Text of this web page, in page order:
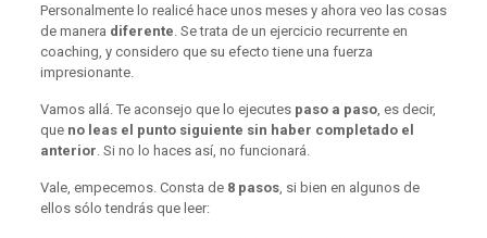
Personalmente lo realicé hace unos meses y ahora veo las cosas
de manera diferente . Se trata de un ejercicio recurrente en
coaching, y considero que su efecto tiene una fuerza
impresionante.
Vamos allá. Te aconsejo que lo ejecutes paso a paso, es decir,
queno leas el punto siguiente sin haber completado el
anterior . Si no lo haces así, no funcionará.
Vale, empecemos. Consta de 8 pasos, si bien en algunos de
ellos sólo tendrás que leer: